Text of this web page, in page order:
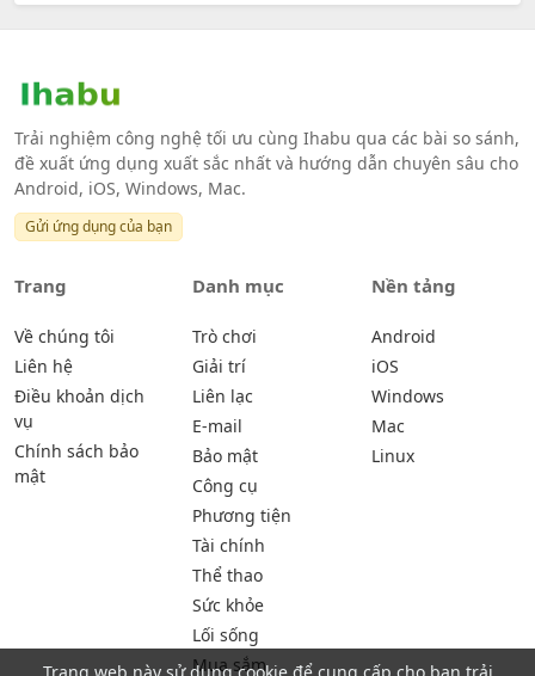
Trải nghiệm công nghệ tối ưu cùng Ihabu qua các bài so sánh,
đề xuất ứng dụng xuất sắc nhất và hướng dẫn chuyên sâu cho
Android, iOS, Windows, Mac.
Gửi ứng dụng của bạn
Trang
Về chúng tôi
Liên hệ
Điều khoản dịch
vụ
Chính sách bảo
mật
Danh mục
Trò chơi
Giải trí
Liên lạc
E-mail
Bảo mật
Công cụ
Phương tiện
Tài chính
Thể thao
Sức khỏe
Lối sống
Mua sắm
Nền tảng
Android
iOS
Windows
Mac
Linux